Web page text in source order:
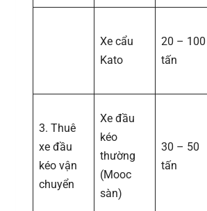
Xe cẩu
Kato
20 – 100
tấn
3. Thuê
xe đầu
kéo vận
chuyển
Xe đầu
kéo
thường
(Mooc
sàn)
30 – 50
tấn